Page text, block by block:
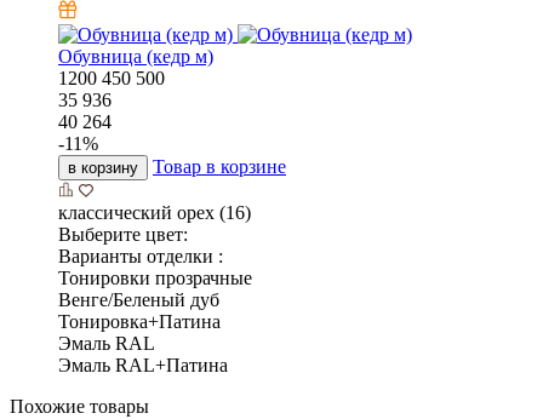
Обувница (кедр м)
1200 450 500
35 936
40 264
-11%
в корзину Товар в корзине
классический орех (16)
Выберите цвет:
Варианты отделки :
Тонировки прозрачные
Венге/Беленый дуб
Тонировка+Патина
Эмаль RAL
Эмаль RAL+Патина
Похожие товары